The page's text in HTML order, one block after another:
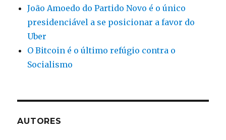
João Amoedo do Partido Novo é o único
presidenciável a se posicionar a favor do
Uber
O Bitcoin é o último refúgio contra o
Socialismo
AUTORES